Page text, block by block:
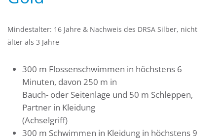
Mindestalter: 16 Jahre & Nachweis des DRSA Silber, nicht
älter als 3 Jahre
300 m Flossenschwimmen in höchstens 6
Minuten, davon 250 m in
Bauch- oder Seitenlage und 50 m Schleppen,
Partner in Kleidung
(Achselgriff)
300 m Schwimmen in Kleidung in höchstens 9